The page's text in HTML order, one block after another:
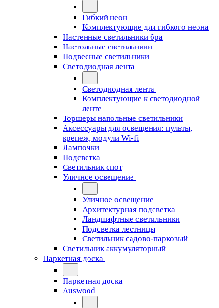
Гибкий неон
Комплектующие для гибкого неона
Настенные светильники бра
Настольные светильники
Подвесные светильники
Светодиодная лента
Светодиодная лента
Комплектующие к светодиодной
ленте
Торшеры напольные светильники
Аксессуары для освещения: пульты,
крепеж, модули Wi-fi
Лампочки
Подсветка
Светильник спот
Уличное освещение
Уличное освещение
Архитектурная подсветка
Ландшафтные светильники
Подсветка лестницы
Светильник садово-парковый
Светильник аккумуляторный
Паркетная доска
Паркетная доска
Auswood